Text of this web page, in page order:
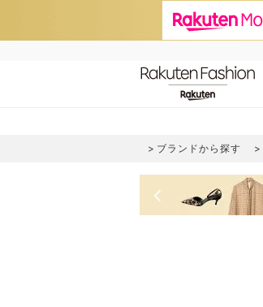
ブランドから探す
keyboard_arrow_left